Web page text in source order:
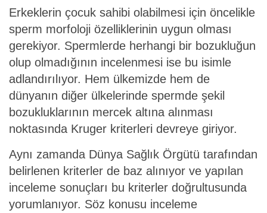
Erkeklerin çocuk sahibi olabilmesi için öncelikle
sperm morfoloji özelliklerinin uygun olması
gerekiyor. Spermlerde herhangi bir bozukluğun
olup olmadığının incelenmesi ise bu isimle
adlandırılıyor. Hem ülkemizde hem de
dünyanın diğer ülkelerinde spermde şekil
bozukluklarının mercek altına alınması
noktasında Kruger kriterleri devreye giriyor.
Aynı zamanda Dünya Sağlık Örgütü tarafından
belirlenen kriterler de baz alınıyor ve yapılan
inceleme sonuçları bu kriterler doğrultusunda
yorumlanıyor. Söz konusu inceleme